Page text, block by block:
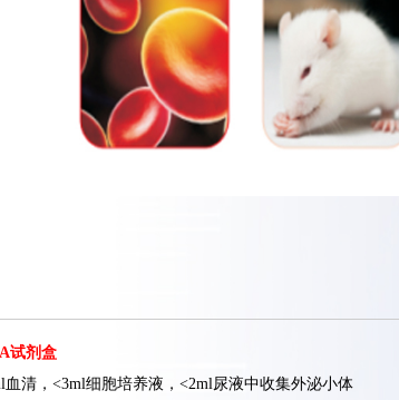
试剂盒
血清，<3ml细胞培养液，<2ml尿液中收集外泌小体